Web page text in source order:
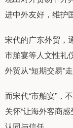
进中外友好，维护
宋代的广东外贸，
市舶宴等人文性礼
外贸从“短期交易”走
而宋代“市舶宴”，
关怀”让海外客商